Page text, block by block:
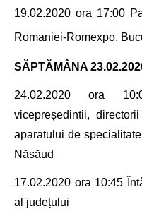
19.02.2020 ora 17:00
Romaniei-Romexpo,
SĂPTĂMÂNA
24.02.2020 ora
vicepreședintii,
aparatului de specialitate
Năsăud
17.02.2020 ora 10:45
al județului